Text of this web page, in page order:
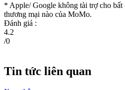
* Apple/ Google không tài trợ cho
thương mại nào của MoMo.
Đánh giá :
4.2
/0
Tin tức liên quan